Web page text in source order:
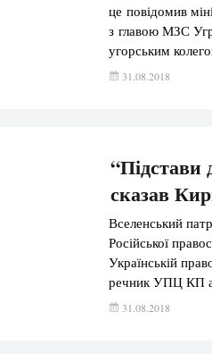
це повідомив
з главою МЗС
угорським
свого
31.08.2018
“Підстави
сказав
Вселенський
Російської
Українській
речник УПЦ КП
Фанарі:
31.08.2018